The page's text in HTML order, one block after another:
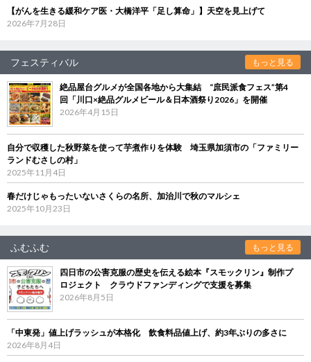
【がんを生きる緩和ケア医・大橋洋平「足し算命」】天空を見上げて
2026年7月28日
フェスティバル もっと見る
絶品屋台グルメが全国各地から大集結 “庶民派食フェス”第4
回「川口×絶品グルメビール＆日本酒祭り2026」を開催
2026年4月15日
自分で収穫した秋野菜を使って芋煮作りを体験 埼玉県加須市の「ファミリー
ランドむさしの村」
2025年11月4日
春だけじゃもったいないさくらの名所、加治川で秋のマルシェ
2025年10月23日
ふむふむ もっと見る
四日市の公害克服の歴史を伝える絵本『スモックリン』制作プ
ロジェクト クラウドファンディングで支援を募集
2026年8月5日
「中東発」値上げラッシュが本格化 飲食料品値上げ、約3年ぶりの多さに
2026年8月4日